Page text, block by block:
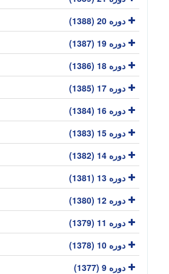
دوره 20 (1388)
دوره 19 (1387)
دوره 18 (1386)
دوره 17 (1385)
دوره 16 (1384)
دوره 15 (1383)
دوره 14 (1382)
دوره 13 (1381)
دوره 12 (1380)
دوره 11 (1379)
دوره 10 (1378)
دوره 9 (1377)